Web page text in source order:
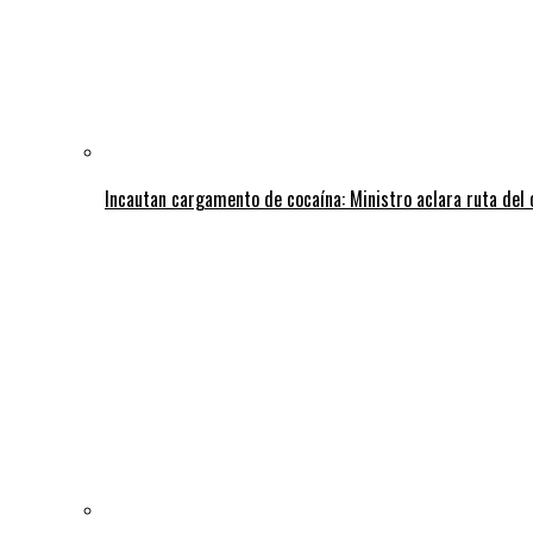
Incautan cargamento de cocaína: Ministro aclara ruta del